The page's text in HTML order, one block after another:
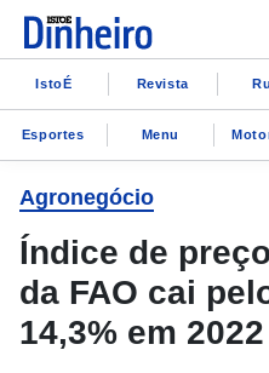
IstoÉ Revista
Esportes Menu
Agronegócio
Índice de
da FAO cai
14,3% em 2022